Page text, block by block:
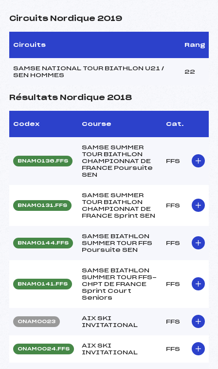
Circuits Nordique 2019
Circuits Rang
SAMSE NATIONAL TOUR BIATHLON U21 /
SEN HOMMES
22
Résultats Nordique 2018
Codex Course Cat.
BNAM0136.FFS
SAMSE SUMMER
TOUR BIATHLON
CHAMPIONNAT DE
FRANCE Poursuite
SEN
FFS
BNAM0131.FFS
SAMSE SUMMER
TOUR BIATHLON
CHAMPIONNAT DE
FRANCE Sprint SEN
FFS
BNAM0144.FFS
SAMSE BIATHLON
SUMMER TOUR FFS
Poursuite SEN
FFS
BNAM0141.FFS
SAMSE BIATHLON
SUMMER TOUR FFS-
CHPT DE FRANCE
Sprint Court
Seniors
FFS
ONAM0023
AIX SKI
INVITATIONAL
FFS
ONAM0024.FFS
AIX SKI
INVITATIONAL
FFS